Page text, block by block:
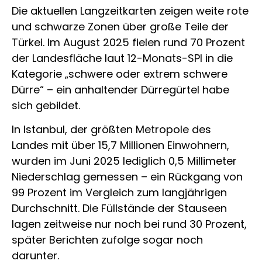
Die aktuellen Langzeitkarten zeigen weite rote
und schwarze Zonen über große Teile der
Türkei. Im August 2025 fielen rund 70 Prozent
der Landesfläche laut 12-Monats-SPI in die
Kategorie „schwere oder extrem schwere
Dürre“ – ein anhaltender Dürregürtel habe
sich gebildet.
In Istanbul, der größten Metropole des
Landes mit über 15,7 Millionen Einwohnern,
wurden im Juni 2025 lediglich 0,5 Millimeter
Niederschlag gemessen – ein Rückgang von
99 Prozent im Vergleich zum langjährigen
Durchschnitt. Die Füllstände der Stauseen
lagen zeitweise nur noch bei rund 30 Prozent,
später Berichten zufolge sogar noch
darunter.